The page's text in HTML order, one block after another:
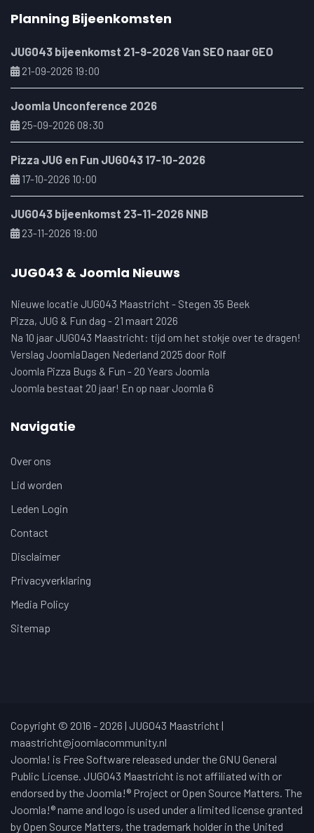
Planning Bijeenkomsten
JUG043 bijeenkomst 21-9-2026 Van SEO naar GEO
21-09-2026 19:00
Joomla Unconference 2026
25-09-2026 08:30
Pizza JUG en Fun JUG043 17-10-2026
17-10-2026 10:00
JUG043 bijeenkomst 23-11-2026 NNB
23-11-2026 19:00
JUG043 & Joomla Nieuws
Nieuwe locatie JUG043 Maastricht - Stegen 35 Beek
Pizza, JUG & Fun dag - 21 maart 2026
Na 10 jaar JUG043 Maastricht: tijd om het stokje over te dragen!
Verslag JoomlaDagen Nederland 2025 door Rolf
Joomla Pizza Bugs & Fun - 20 Years Joomla
Joomla bestaat 20 jaar! En op naar Joomla 6
Navigatie
Over ons
Lid worden
Leden Login
Contact
Disclaimer
Privacyverklaring
Media Policy
Sitemap
Copyright © 2016 - 2026 | JUG043 Maastricht |
maastricht@joomlacommunity.nl
Joomla! is Free Software released under the GNU General
Public License. JUG043 Maastricht is not affiliated with or
endorsed by the Joomla!® Project or Open Source Matters. The
Joomla!® name and logo is used under a limited license granted
by Open Source Matters, the trademark holder in the United